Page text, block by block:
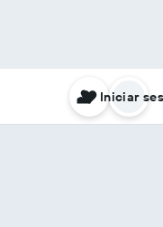
Iniciar